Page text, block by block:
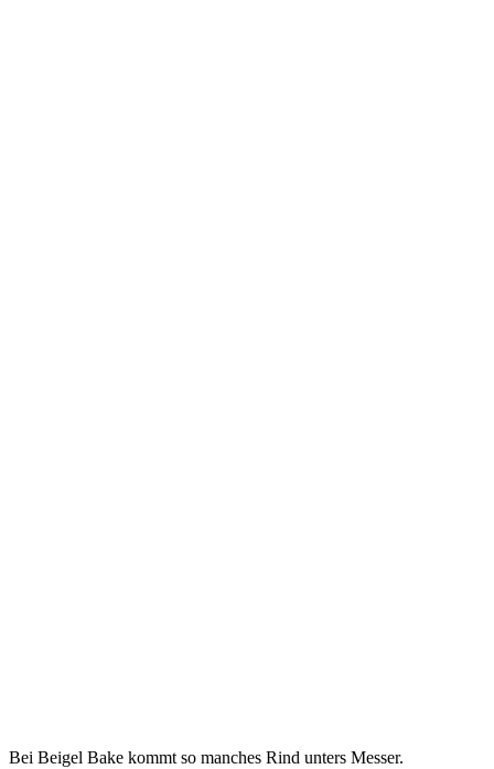
Bei Beigel Bake kommt so manches Rind unters Messer.